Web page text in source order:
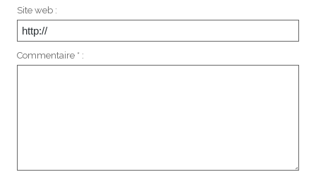
Site web :
Commentaire * :